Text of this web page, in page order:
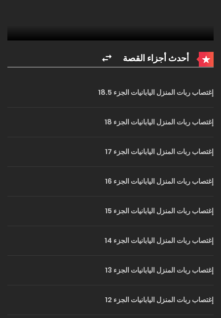
أحدث أجزاء القصة
إغتصاب ربات المنزل اليابانيات الجزء 18.5
إغتصاب ربات المنزل اليابانيات الجزء 18
إغتصاب ربات المنزل اليابانيات الجزء 17
إغتصاب ربات المنزل اليابانيات الجزء 16
إغتصاب ربات المنزل اليابانيات الجزء 15
إغتصاب ربات المنزل اليابانيات الجزء 14
إغتصاب ربات المنزل اليابانيات الجزء 13
إغتصاب ربات المنزل اليابانيات الجزء 12